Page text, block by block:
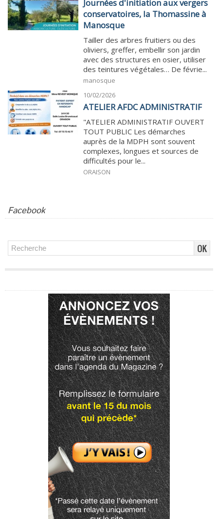
Journées d'initiation aux vergers
conservatoires, la Thomassine à
Manosque
Tailler des arbres fruitiers ou des
oliviers, greffer, embellir son jardin
avec des structures en osier, utiliser
des teintures végétales… De févrie...
manosque
10/02/2026
ATELIER AFDC ADMINISTRATIF
"ATELIER ADMINISTRATIF OUVERT
TOUT PUBLIC Les démarches
auprès de la MDPH sont souvent
complexes, longues et sources de
difficultés pour le...
ORAISON
Facebook